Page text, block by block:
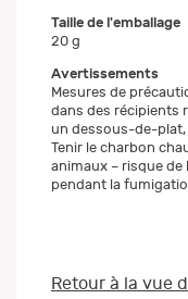
Taille de l'emballage
20 g
Avertissements
Mesures de
dans des récipients
un dessous-de-plat,
Tenir le charbon
animaux – risque de
pendant la
Retour à la vue